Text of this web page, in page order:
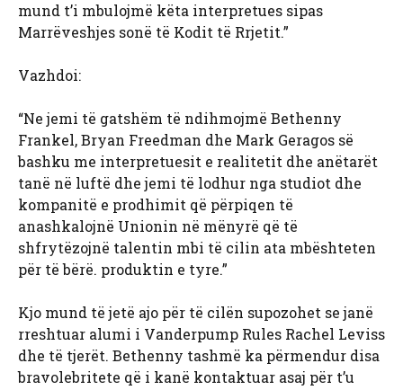
mund t’i mbulojmë këta interpretues sipas
Marrëveshjes sonë të Kodit të Rrjetit.”
Vazhdoi:
“Ne jemi të gatshëm të ndihmojmë Bethenny
Frankel, Bryan Freedman dhe Mark Geragos së
bashku me interpretuesit e realitetit dhe anëtarët
tanë në luftë dhe jemi të lodhur nga studiot dhe
kompanitë e prodhimit që përpiqen të
anashkalojnë Unionin në mënyrë që të
shfrytëzojnë talentin mbi të cilin ata mbështeten
për të bërë. produktin e tyre.”
Kjo mund të jetë ajo për të cilën supozohet se janë
rreshtuar alumi i Vanderpump Rules Rachel Leviss
dhe të tjerët. Bethenny tashmë ka përmendur disa
bravolebritete që i kanë kontaktuar asaj për t’u